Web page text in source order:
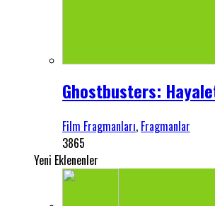
Ghostbusters:
Film Fragmanları, Fragmanlar
3865
Yeni Eklenenler